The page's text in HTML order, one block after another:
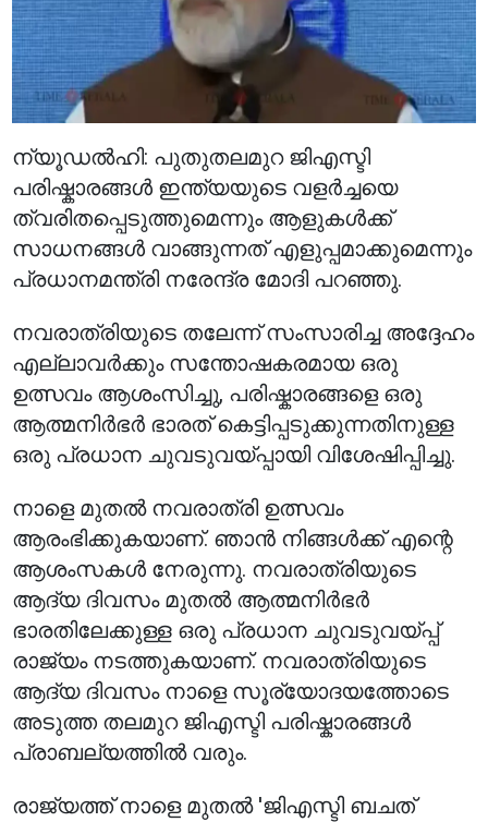
ന്യൂഡൽഹി: പുതുതലമുറ ജിഎസ്ടി
പരിഷ്കാരങ്ങൾ ഇന്ത്യയുടെ വളർച്ചയെ
ത്വരിതപ്പെടുത്തുമെന്നും ആളുകൾക്ക്
സാധനങ്ങൾ വാങ്ങുന്നത് എളുപ്പമാക്കുമെന്നും
പ്രധാനമന്ത്രി നരേന്ദ്ര മോദി പറഞ്ഞു.
നവരാത്രിയുടെ തലേന്ന് സംസാരിച്ച അദ്ദേഹം
എല്ലാവർക്കും സന്തോഷകരമായ ഒരു
ഉത്സവം ആശംസിച്ചു, പരിഷ്കാരങ്ങളെ ഒരു
ആത്മനിർഭർ ഭാരത് കെട്ടിപ്പടുക്കുന്നതിനുള്ള
ഒരു പ്രധാന ചുവടുവയ്പ്പായി വിശേഷിപ്പിച്ചു.
നാളെ മുതൽ നവരാത്രി ഉത്സവം
ആരംഭിക്കുകയാണ്. ഞാൻ നിങ്ങൾക്ക് എന്റെ
ആശംസകൾ നേരുന്നു. നവരാത്രിയുടെ
ആദ്യ ദിവസം മുതൽ ആത്മനിർഭർ
ഭാരതിലേക്കുള്ള ഒരു പ്രധാന ചുവടുവയ്പ്പ്
രാജ്യം നടത്തുകയാണ്. നവരാത്രിയുടെ
ആദ്യ ദിവസം നാളെ സൂര്യോദയത്തോടെ
അടുത്ത തലമുറ ജിഎസ്ടി പരിഷ്കാരങ്ങൾ
പ്രാബല്യത്തിൽ വരും.
രാജ്യത്ത് നാളെ മുതൽ 'ജിഎസ്ടി ബചത്